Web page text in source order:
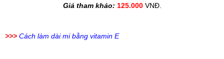
Giá tham khảo: 125.000 VNĐ.
>>> Cách làm dài mi bằng vitamin E